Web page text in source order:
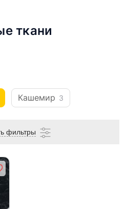
ткани
Кашемир 3
фильтры